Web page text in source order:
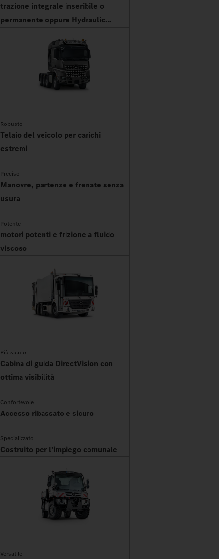
trazione integrale inseribile o
permanente oppure Hydraulic
Robusto
Telaio del veicolo per carichi
estremi
Preciso
Manovre, partenze e frenate senza
usura
Potente
motori potenti e frizione a fluido
viscoso
Più sicuro
Cabina di guida DirectVision con
ottima visibilità
Confortevole
Accesso ribassato e sicuro
Specializzato
Costruito per l'impiego comunale
Versatile